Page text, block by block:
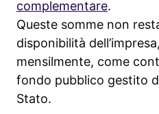
complementare.
Queste somme non
disponibilità
mensilmente, come
fondo pubblico gestito
Stato.